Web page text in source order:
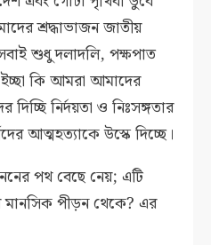
শ্রদ্ধাভাজন জাতীয়
শুধু দলাদলি, পক্ষপাত
কি আমরা আমাদের
দিচ্ছি নির্দয়তা ও নিঃসঙ্গতার
আত্মহত্যাকে উস্কে দিচ্ছে।
পথ বেছে নেয়; এটি
মানসিক পীড়ন থেকে? এর